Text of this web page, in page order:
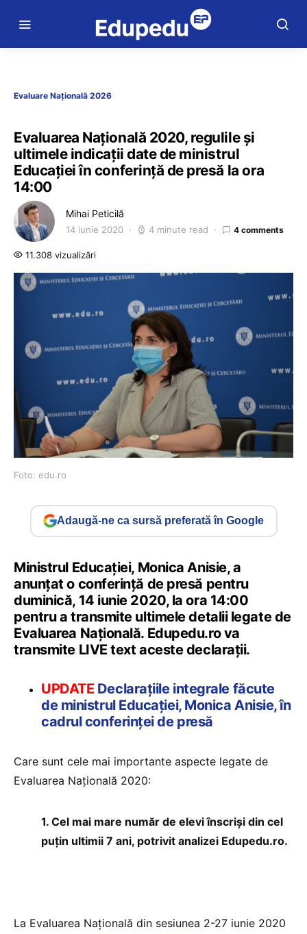
Evaluare Națională 2026
Evaluarea Națională 2020, regulile și
ultimele indicații date de ministrul
Educației în conferință de presă la ora
14:00
Mihai Peticilă
14 iunie 2020 4 minute read 4 comments
11.308 vizualizări
Foto: edu.ro
Adaugă-ne ca sursă preferată în Google
Ministrul Educației, Monica Anisie, a
anunțat o conferință de presă pentru
duminică, 14 iunie 2020, la ora 14:00
pentru a transmite ultimele detalii legate de
Evaluarea Națională. Edupedu.ro va
transmite LIVE text aceste declarații.
UPDATE Declarațiile integrale făcute
de ministrul Educației, Monica Anisie, în
cadrul conferinței de presă
Care sunt cele mai importante aspecte legate de
Evaluarea Națională 2020:
1. Cel mai mare număr de elevi înscriși din cel
puțin ultimii 7 ani, potrivit analizei Edupedu.ro.
La Evaluarea Națională din sesiunea 2-27 iunie 2020